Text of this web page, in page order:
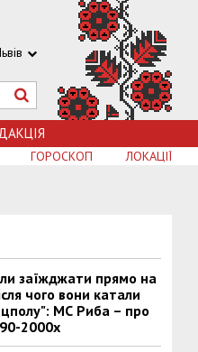
ЛОКАЦІЇ
ГОРОСКОП
заїжджати прямо на
чого вони катали
МС Риба – про
2000х